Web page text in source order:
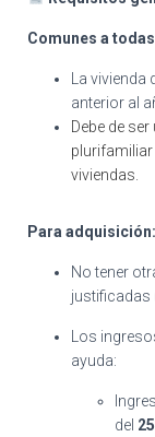
Comunes a
La
anterior al
Debe de
viviendas.
Para adquisición:
No tener
Los
ayuda:
del